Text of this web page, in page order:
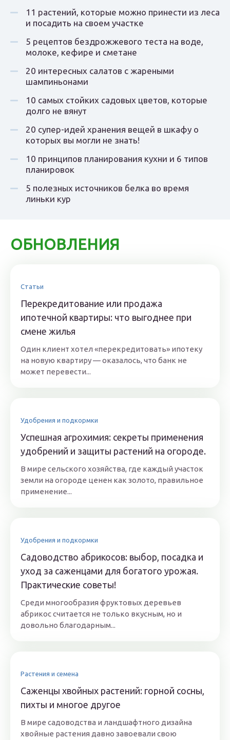
11 растений, которые можно принести из леса
и посадить на своем участке
5 рецептов бездрожжевого теста на воде,
молоке, кефире и сметане
20 интересных салатов с жареными
шампиньонами
10 самых стойких садовых цветов, которые
долго не вянут
20 супер-идей хранения вещей в шкафу о
которых вы могли не знать!
10 принципов планирования кухни и 6 типов
планировок
5 полезных источников белка во время
линьки кур
ОБНОВЛЕНИЯ
Статьи
Перекредитование или продажа
ипотечной квартиры: что выгоднее при
смене жилья
Один клиент хотел «перекредитовать» ипотеку
на новую квартиру — оказалось, что банк не
может перевести...
Удобрения и подкормки
Успешная агрохимия: секреты применения
удобрений и защиты растений на огороде.
В мире сельского хозяйства, где каждый участок
земли на огороде ценен как золото, правильное
применение...
Удобрения и подкормки
Садоводство абрикосов: выбор, посадка и
уход за саженцами для богатого урожая.
Практические советы!
Среди многообразия фруктовых деревьев
абрикос считается не только вкусным, но и
довольно благодарным...
Растения и семена
Саженцы хвойных растений: горной сосны,
пихты и многое другое
В мире садоводства и ландшафтного дизайна
хвойные растения давно завоевали свою